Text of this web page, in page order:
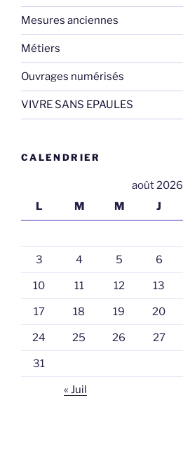
Mesures anciennes
Métiers
Ouvrages numérisés
VIVRE SANS EPAULES
CALENDRIER
août 2026
L
M M J
3 4 5 6
10 11 12 13
17 18 19 20
24 25 26 27
31
« Juil